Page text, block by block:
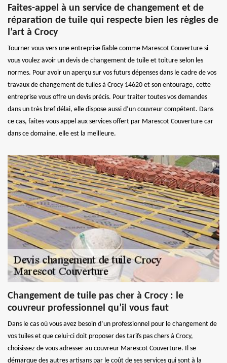
Faites-appel à un service de changement et de
réparation de tuile qui respecte bien les règles de
l’art à Crocy
Tourner vous vers une entreprise fiable comme Marescot Couverture si
vous voulez avoir un devis de changement de tuile et toiture selon les
normes. Pour avoir un aperçu sur vos futurs dépenses dans le cadre de vos
travaux de changement de tuiles à Crocy 14620 et son entourage, cette
entreprise vous offre un devis précis. Pour traiter toutes vos demandes
dans un très bref délai, elle dispose aussi d’un couvreur compétent. Dans
ce cas, faites-vous appel aux services offert par Marescot Couverture car
dans ce domaine, elle est la meilleure.
Changement de tuile pas cher à Crocy : le
couvreur professionnel qu’il vous faut
Dans le cas où vous avez besoin d’un professionnel pour le changement de
vos tuiles et que celui-ci doit proposer des tarifs pas chers à Crocy,
choisissez de vous adresser au couvreur Marescot Couverture. Il se
démarque des autres artisans par le coût de ses services qui sont à la